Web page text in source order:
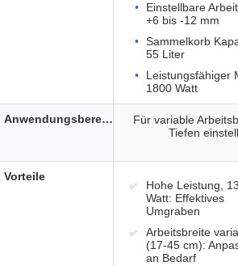
Einstellbare
+6 bis -12 mm
Sammelkorb
55 Liter
Leistungsfähiger
1800 Watt
Für variable
Tiefen
Hohe Leistung,
Watt: Effektives
Umgraben
Arbeitsbreite
(17-45 cm):
an Bedarf
Anwendungsbereich
Vorteile